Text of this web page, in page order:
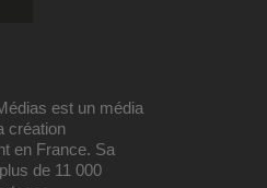
est un média
création
en France. Sa
de 11 000